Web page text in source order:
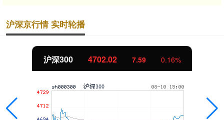
沪深京行情 实时轮播
沪深300 4702.02 7.59 0.16%